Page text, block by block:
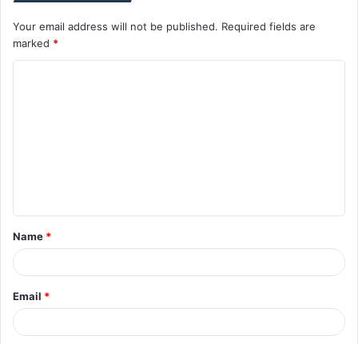
Your email address will not be published. Required fields are
marked *
t
*
Name *
Email *